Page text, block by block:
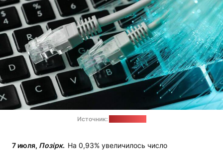
Источник:
7 июля, Позірк. На 0,93% увеличилось число